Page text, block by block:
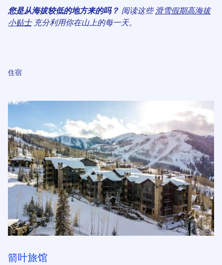
您是从海拔较低的地方来的吗？ 阅读这些滑雪假期高海拔
小贴士充分利用你在山上的每一天。
住宿
箭叶旅馆